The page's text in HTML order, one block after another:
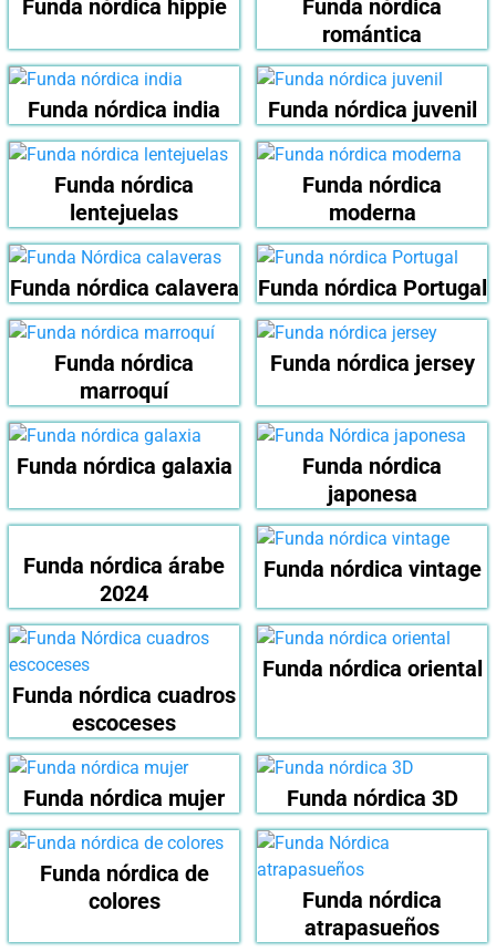
Funda nórdica hippie
Funda nórdica
romántica
Funda nórdica india Funda nórdica juvenil
Funda nórdica
lentejuelas
Funda nórdica
moderna
Funda nórdica calavera Funda nórdica Portugal
Funda nórdica
marroquí
Funda nórdica jersey
Funda nórdica galaxia
Funda nórdica
japonesa
Funda nórdica árabe
2024
Funda nórdica vintage
Funda nórdica cuadros
escoceses
Funda nórdica oriental
Funda nórdica mujer Funda nórdica 3D
Funda nórdica de
colores
Funda nórdica
atrapasueños